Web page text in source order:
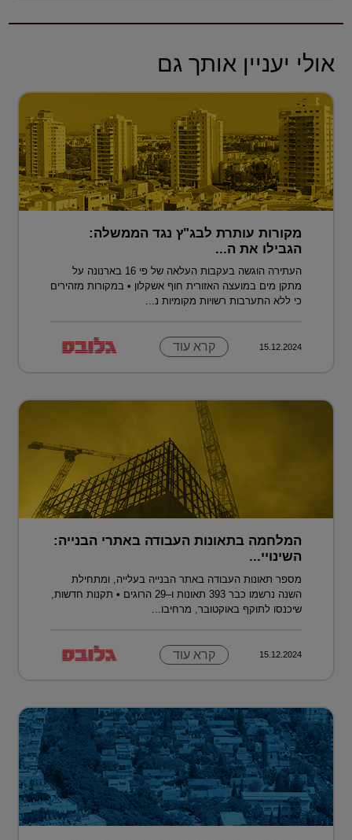
אולי יעניין אותך גם
מקורות עותרת לבג"ץ נגד הממשלה:
הגבילו את ה...
העתירה הוגשה בעקבות העלאה של פי 16 בארנונה על
מתקן מים במועצה האזורית חוף אשקלון • במקורות מזהירים
כי ללא התערבות רשויות מקומיות נ...
15.12.2024 קרא עוד
המלחמה בתאונות העבודה באתרי הבנייה:
השינויי...
מספר תאונות העבודה באתר הבנייה בעלייה, ומתחילת
השנה נרשמו כבר 393 תאונות ו–29 הרוגים • תקנות חדשות,
שיכנסו לתוקף באוקטובר, מרחיבו...
15.12.2024 קרא עוד